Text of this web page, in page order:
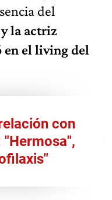
del
la actriz
en el living del
con
"Hermosa",